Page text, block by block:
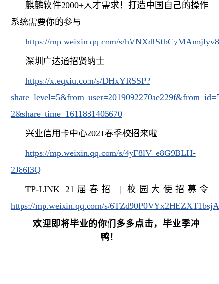
麒麟软件2000+人才需求！打造中国自己的操作
系统需要你的参与
https://mp.weixin.qq.com/s/
深圳广达通招贤纳士
https://x.eqxiu.com/s/DHxYRSSP?
2&share_time=1611881405670
兴业信用卡中心2021春季校招来啦
https://mp.weixin.qq.com/s/4yF8lV_e8G9BLH-
2J86l3Q
TP-LINK 21 届春招 | 校园大使招募令
https://mp.weixin.qq.com/s/6TZd90P0VYx2HEZXT1bsjA
欢迎即将毕业的你们多多点击，毕业季冲
鸭！